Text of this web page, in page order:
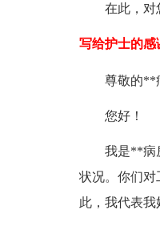
在此，对
写给护士的感
尊敬的**
您好！
我是**病
状况。你们对
此，我代表我